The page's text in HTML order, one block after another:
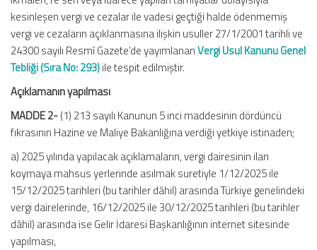
kesinleşen vergi ve cezalar ile vadesi geçtiği halde ödenmemiş
vergi ve cezaların açıklanmasına ilişkin usuller 27/1/2001 tarihli ve
24300 sayılı Resmî Gazete’de yayımlananVergi Usul Kanunu Genel
Tebliği (Sıra No: 293)ile tespit edilmiştir.
Açıklamanın yapılması
MADDE 2-(1) 213 sayılı Kanunun 5 inci maddesinin dördüncü
fıkrasının Hazine ve Maliye Bakanlığına verdiği yetkiye istinaden;
a) 2025 yılında yapılacak açıklamaların, vergi dairesinin ilan
koymaya mahsus yerlerinde asılmak suretiyle 1/12/2025 ile
15/12/2025 tarihleri (bu tarihler dâhil) arasında Türkiye genelindeki
vergi dairelerinde, 16/12/2025 ile 30/12/2025 tarihleri (bu tarihler
dâhil) arasında ise Gelir İdaresi Başkanlığının internet sitesinde
yapılması,